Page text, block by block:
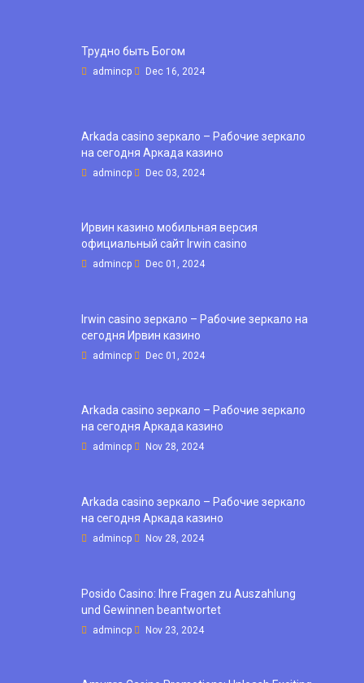
Трудно быть Богом
admincp Dec 16, 2024
Arkada casino зеркало – Рабочие зеркало
на сегодня Аркада казино
admincp Dec 03, 2024
Ирвин казино мобильная версия
официальный сайт Irwin casino
admincp Dec 01, 2024
Irwin casino зеркало – Рабочие зеркало на
сегодня Ирвин казино
admincp Dec 01, 2024
Arkada casino зеркало – Рабочие зеркало
на сегодня Аркада казино
admincp Nov 28, 2024
Arkada casino зеркало – Рабочие зеркало
на сегодня Аркада казино
admincp Nov 28, 2024
Posido Casino: Ihre Fragen zu Auszahlung
und Gewinnen beantwortet
admincp Nov 23, 2024